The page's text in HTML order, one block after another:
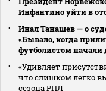
Инфантино уйти в
Инал Танашев — о
«Бывало, когда
футболистом начали
«Удивляет
что слишком легко
сезона РПЛ